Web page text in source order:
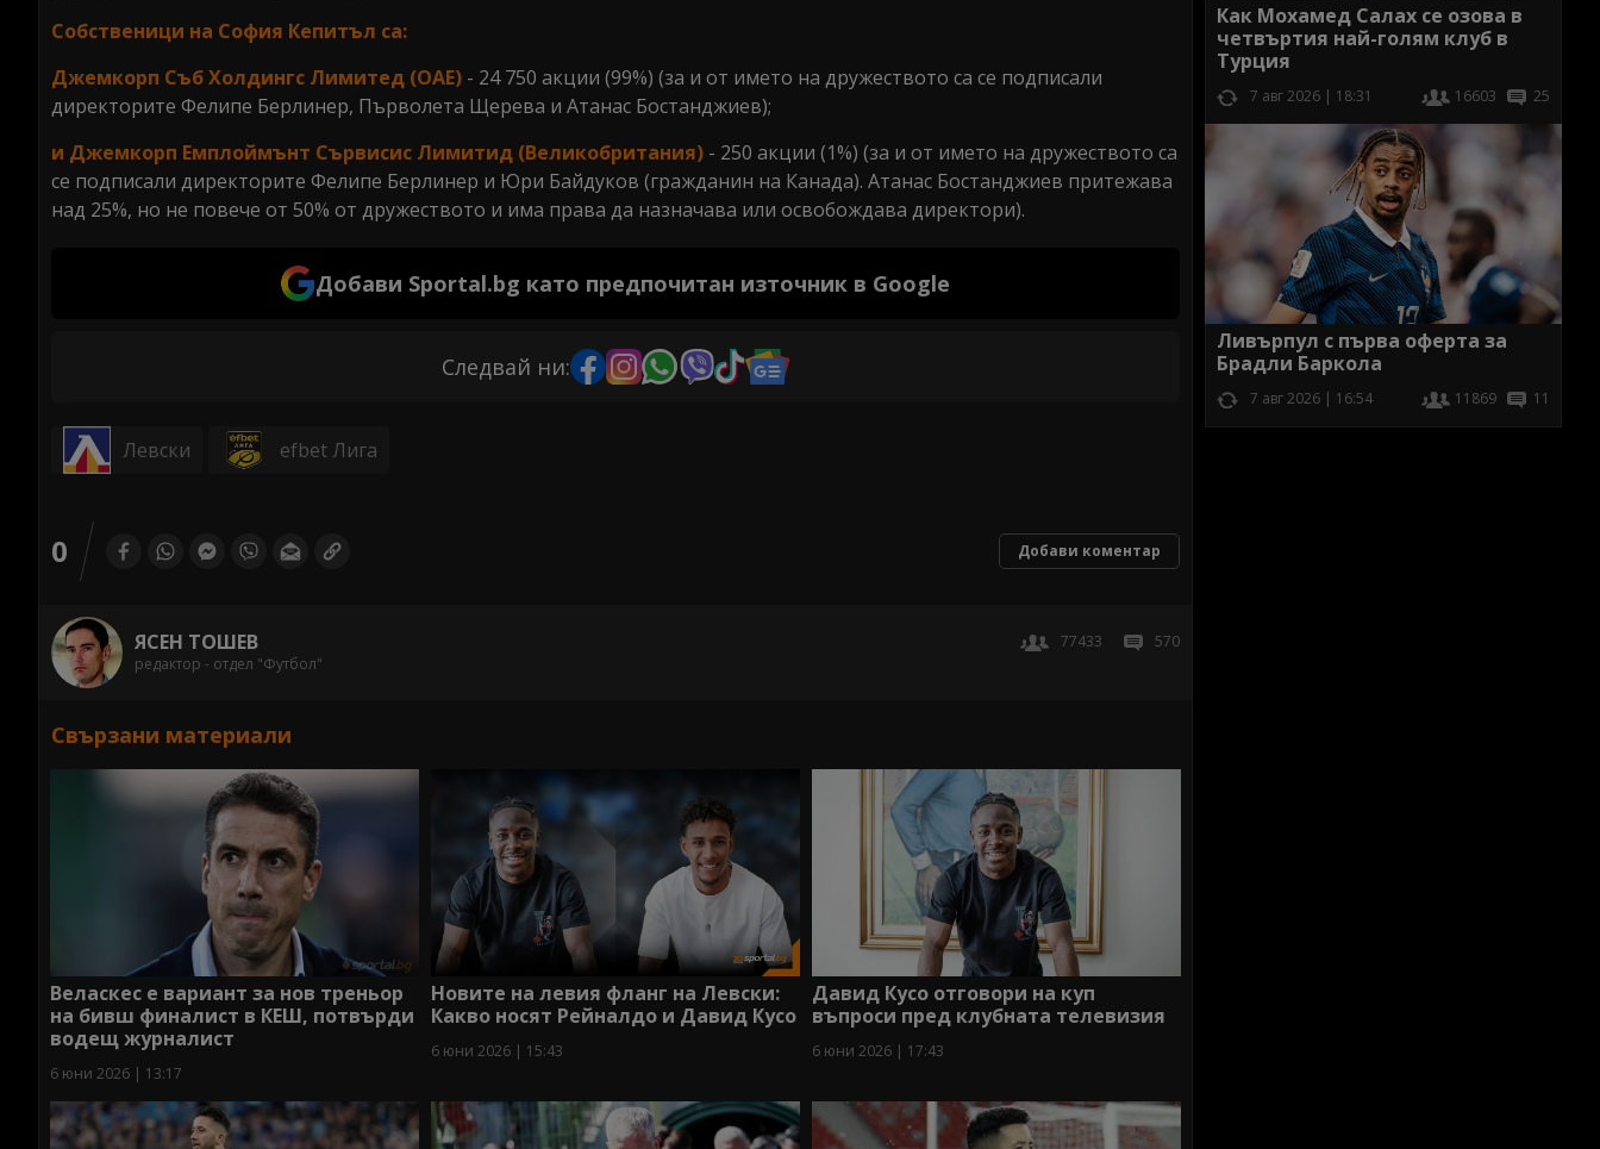
Собственици на София Кепитъл са:
Джемкорп Съб Холдингс Лимитед (ОАЕ) - 24 750 акции (99%) (за и от името на дружеството са се подписали
директорите Фелипе Берлинер, Първолета Щерева и Атанас Бостанджиев);
и Джемкорп Емплоймънт Сървисис Лимитид (Великобритания) - 250 акции (1%) (за и от името на дружеството са
се подписали директорите Фелипе Берлинер и Юри Байдуков (гражданин на Канада). Атанас Бостанджиев притежава
над 25%, но не повече от 50% от дружеството и има права да назначава или освобождава директори).
Добави Sportal.bg като предпочитан източник в Google
Следвай ни:
Левски efbet Лига
0 Добави коментар
ЯСЕН ТОШЕВ
редактор - отдел "Футбол"
77433 570
Свързани материали
Веласкес е вариант за нов треньор
на бивш финалист в КЕШ, потвърди
водещ журналист
6 юни 2026 | 13:17
Новите на левия фланг на Левски:
Какво носят Рейналдо и Давид Кусо
6 юни 2026 | 15:43
Давид Кусо отговори на куп
въпроси пред клубната телевизия
6 юни 2026 | 17:43
Как Мохамед Салах се озова в
четвъртия най-голям клуб в
Турция
7 авг 2026 | 18:31 16603 25
Ливърпул с първа оферта за
Брадли Баркола
7 авг 2026 | 16:54 11869 11